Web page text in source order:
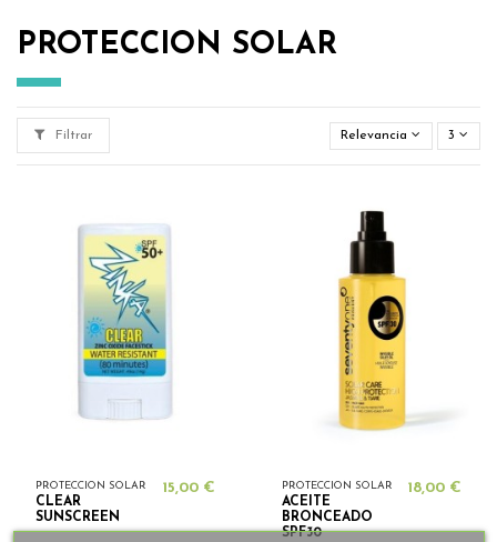
PROTECCION SOLAR
Filtrar Relevancia 3
PROTECCION SOLAR
CLEAR
SUNSCREEN
15,00 € PROTECCION SOLAR
ACEITE
BRONCEADO
SPF30
18,00 €